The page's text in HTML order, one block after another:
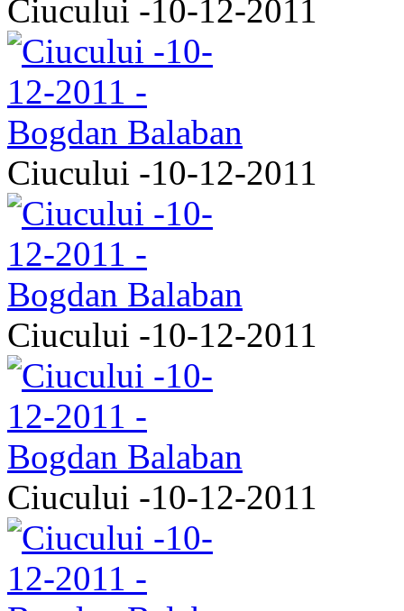
Ciucului -10-12-2011
Ciucului -10-12-2011
Ciucului -10-12-2011
Ciucului -10-12-2011